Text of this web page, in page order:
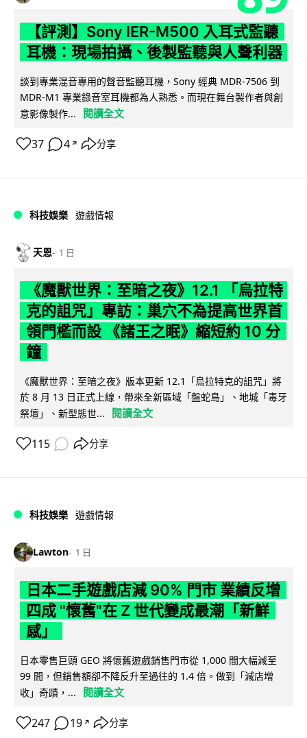
【評測】Sony IER-M500 入耳式監聽
耳機：現場拍攝、後製監聽與人聲利器
談到專業混音專用的聲音監聽耳機，Sony 經典 MDR-7506 到
MDR-M1 專業錄音室耳機都為人熟悉。而現在舞台製作者與創
意影像製作...
閱讀全文
37 4 ↗ 分享
科技娛樂 遊戲情報
天恩 1 日
《魔獸世界：至暗之夜》12.1 「烏拉特
克的詛咒」專訪：巢穴不為提高世界首
領門檻而設 《諸王之眠》縮短約 10 分
鐘
《魔獸世界：至暗之夜》版本更新 12.1「烏拉特克的詛咒」將
於 8 月 13 日正式上線，帶來全新區域「盤蛇島」、地城「毒牙
祭壇」、新型態世...
閱讀全文
115 分享
科技娛樂 遊戲情報
Lawton 1 日
日本二手遊戲店減 90% 門市 業績反增
四成 "懷舊"在 Z 世代變成最潮「新鮮
感」
日本零售巨頭 GEO 將懷舊遊戲銷售門市從 1,000 間大幅減至
99 間，但銷售額卻不降反升至過往的 1.4 倍。做到「減店增
收」奇蹟，...
閱讀全文
247 19 ↗ 分享